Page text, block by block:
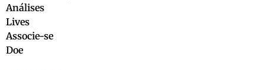
Análises
Lives
Associe-se
Doe